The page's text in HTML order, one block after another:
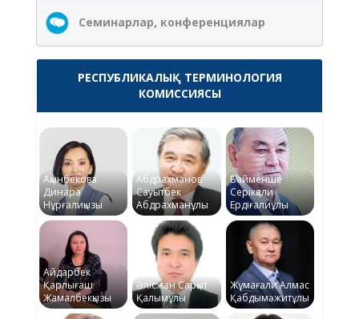
Семинарлар, конференциялар
РЕСПУБЛИКАЛЫҚ ТЕРМИНОЛОГИЯ
КОМИССИЯСЫ
Ақынбекова
Динара
Нұрғалиқызы
Абдрахманов
Сауытбек
Абдрахманұлы
Байменше
Серікқали
Ердіғалиұлы
Айдарбек
Қарлығаш
Жамалбекқызы
Әлісжан Сарқыт
Қалымұлы
Жұмағали Алмас
Қабдымәжитұлы